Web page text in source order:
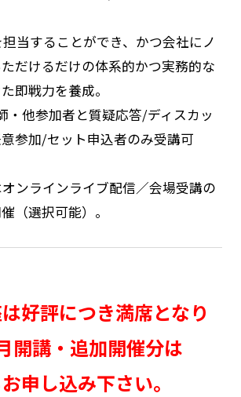
当することができ、かつ会社にノ
だけるだけの体系的かつ実務的な
即戦力を養成。
他参加者と質疑応答/ディスカッ
参加/セット申込者のみ受講可
ンラインライブ配信／会場受講の
（選択可能）。
好評につき満席となり
開講・追加開催分は
申し込み下さい。